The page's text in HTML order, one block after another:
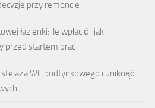
przy remoncie
łazienki: ile wpłacić i jak
przed startem prac
WC podtynkowego i uniknąć